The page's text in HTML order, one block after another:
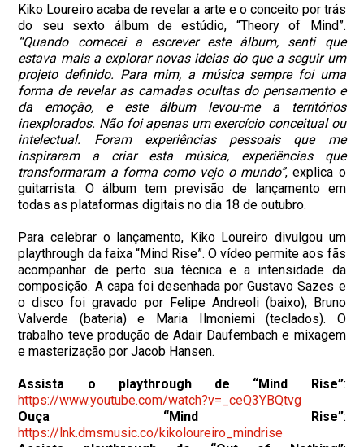
Kiko Loureiro acaba de revelar a arte e o conceito por trás
do seu sexto álbum de estúdio, “Theory of Mind”.
“Quando comecei a escrever este álbum, senti que
estava mais a explorar novas ideias do que a seguir um
projeto definido. Para mim, a música sempre foi uma
forma de revelar as camadas ocultas do pensamento e
da emoção, e este álbum levou-me a territórios
inexplorados. Não foi apenas um exercício conceitual ou
intelectual. Foram experiências pessoais que me
inspiraram a criar esta música, experiências que
transformaram a forma como vejo o mundo”, explica o
guitarrista. O álbum tem previsão de lançamento em
todas as plataformas digitais no dia 18 de outubro.
Para celebrar o lançamento, Kiko Loureiro divulgou um
playthrough da faixa “Mind Rise”. O vídeo permite aos fãs
acompanhar de perto sua técnica e a intensidade da
composição. A capa foi desenhada por Gustavo Sazes e
o disco foi gravado por Felipe Andreoli (baixo), Bruno
Valverde (bateria) e Maria Ilmoniemi (teclados). O
trabalho teve produção de Adair Daufembach e mixagem
e masterização por Jacob Hansen.
Assista o playthrough de “Mind Rise”:
https://www.youtube.com/watch?v=_ceQ3YBQtvg
Ouça “Mind Rise”:
https://lnk.dmsmusic.co/kikoloureiro_mindrise